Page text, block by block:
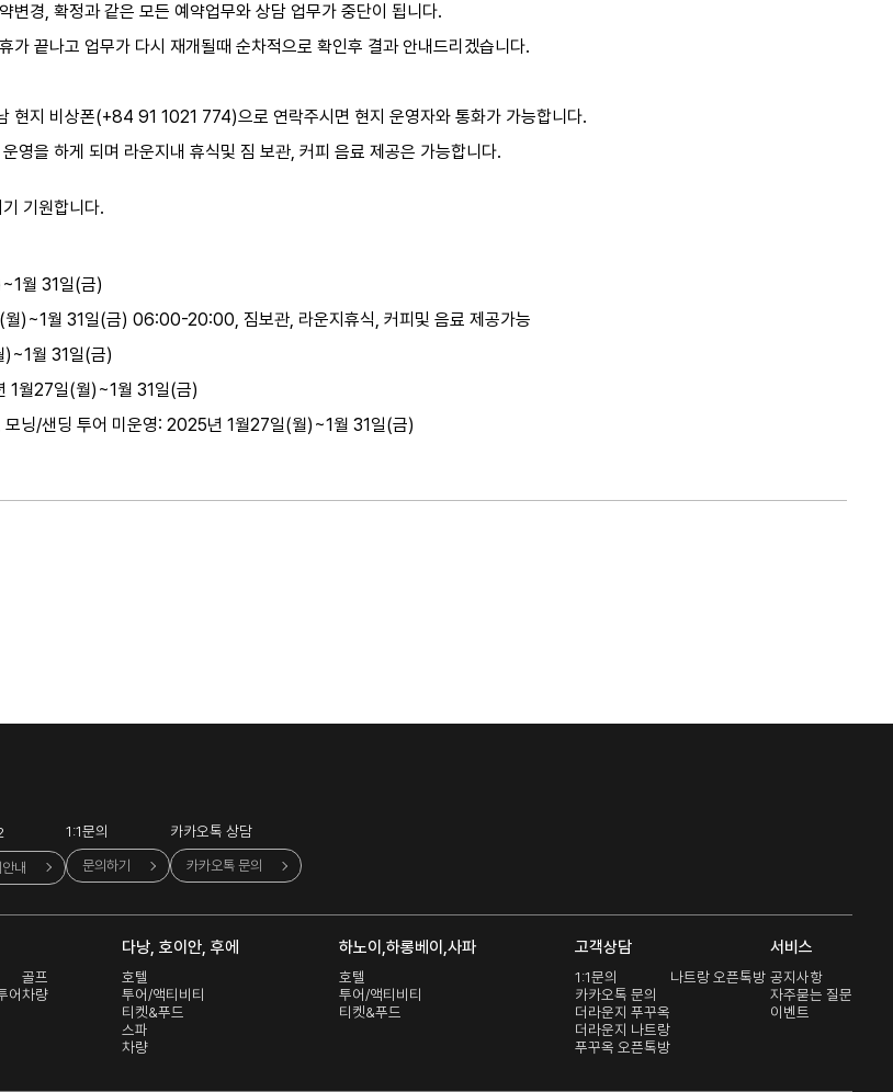
변경, 확정과 같은 모든 예약업무와 상담 업무가 중단이 됩니다.
가 끝나고 업무가 다시 재개될때 순차적으로 확인후 결과 안내드리겠습니다.
현지 비상폰(+84 91 1021 774)으로 연락주시면 현지 운영자와 통화가 가능합니다.
영을 하게 되며 라운지내 휴식및 짐 보관, 커피 음료 제공은 가능합니다.
기원합니다.
월 31일(금)
)~1월 31일(금) 06:00-20:00, 짐보관, 라운지휴식, 커피및 음료 제공가능
)~1월 31일(금)
1월27일(월)~1월 31일(금)
닝/샌딩 투어 미운영: 2025년 1월27일(월)~1월 31일(금)​
내
1:1문의
문의하기
카카오톡 상담
카카오톡 문의
어
골프
차량
다낭, 호이안, 후에
호텔
투어/액티비티
티켓&푸드
스파
차량
하노이,하롱베이,사파
호텔
투어/액티비티
티켓&푸드
고객상담
1:1문의
카카오톡 문의
더라운지 푸꾸옥
더라운지 나트랑
푸꾸옥 오픈톡방
나트랑 오픈톡방
서비스
공지사항
자주묻는 질문
이벤트